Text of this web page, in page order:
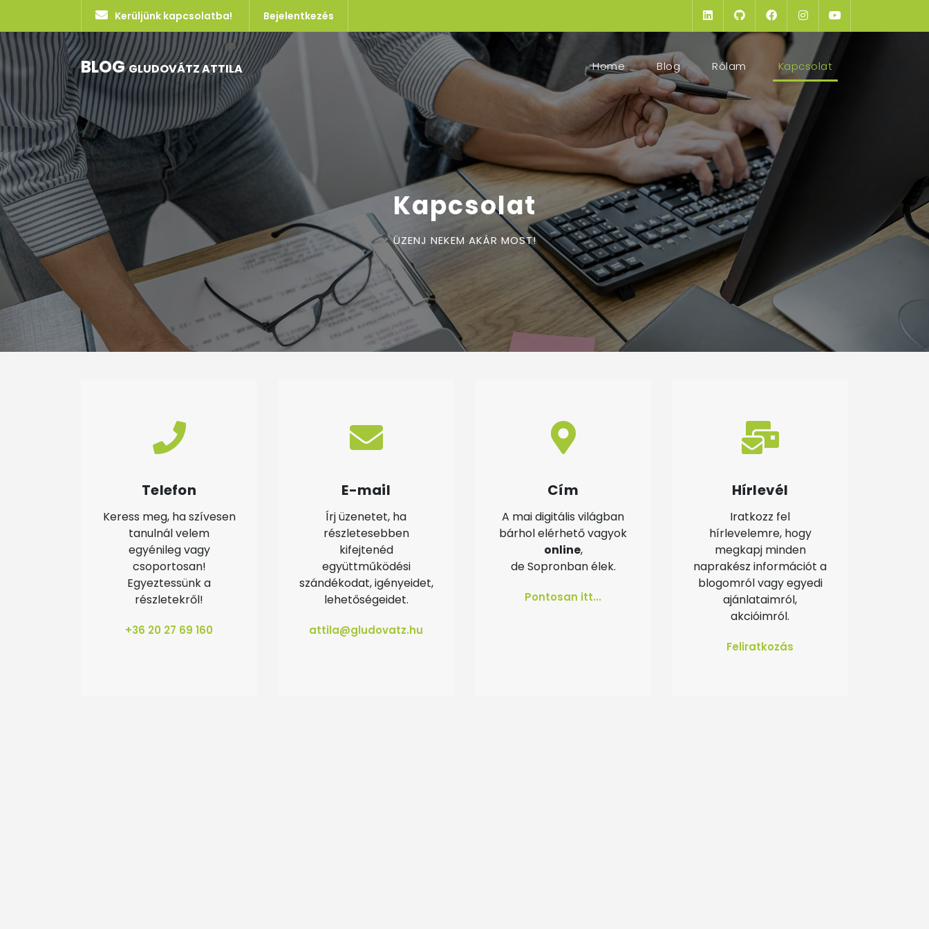
Kerüljünk kapcsolatba! Bejelentkezés
BLOGGLUDOVÁTZ ATTILA Home(current)
Blog Rólam Kapcsolat
Kapcsolat
ÜZENJ NEKEM AKÁR MOST!
Telefon
Keress meg, ha szívesen
tanulnál velem
egyénileg vagy
csoportosan!
Egyeztessünk a
részletekről!
+36 20 27 69 160
E-mail
Írj üzenetet, ha
részletesebben
kifejtenéd
együttműködési
szándékodat, igényeidet,
lehetőségeidet.
attila@gludovatz.hu
Cím
A mai digitális világban
bárhol elérhető vagyok
online,
de Sopronban élek.
Pontosan itt...
Hírlevél
Iratkozz fel
hírlevelemre, hogy
megkapj minden
naprakész információt a
blogomról vagy egyedi
ajánlataimról,
akcióimról.
Feliratkozás